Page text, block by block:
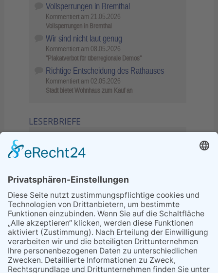
Vollsperrungen in Bremthal
Kommentiert am 21.05.2026
Vollsperrungen in Bremthal
Wir sind nicht laut genug
Kommentiert am 08.05.2026
"Plakatverbot für überregionale Demos"
Richtige Entscheidung des Rathauses
Kommentiert am 02.05.2026
Stadt bietet Wohnhaus zum Kauf an
LESERBRIEFE
Sperrung B455: Kleiner
Grenzverkehr statt weite Wege
21.04.2026
Wenn Bahn-Computer nicht
miteinander kommunizieren
11.03.2026
"Plakatverbot für überregionale
Demos"
04.02.2026
Gelbe Tonne – Ein kleiner Blick
über den Tellerand